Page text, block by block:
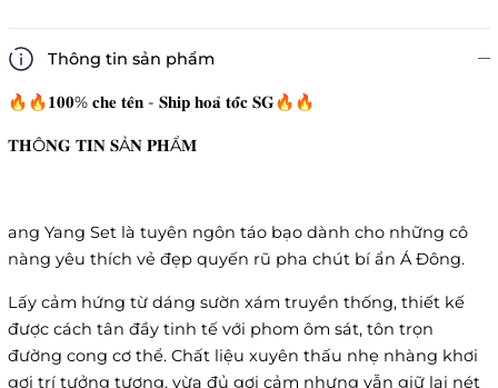
Thông tin sản phẩm
🔥🔥𝟏𝟎𝟎% 𝐜𝐡𝐞 𝐭𝐞̂𝐧 - 𝐒𝐡𝐢𝐩 𝐡𝐨𝐚̉ 𝐭𝐨̂́𝐜 𝐒𝐆🔥🔥
𝐓𝐇Ô𝐍𝐆 𝐓𝐈𝐍 𝐒Ả𝐍 𝐏𝐇Ẩ𝐌
ang Yang Set là tuyên ngôn táo bạo dành cho những cô
nàng yêu thích vẻ đẹp quyến rũ pha chút bí ẩn Á Đông.
Lấy cảm hứng từ dáng sườn xám truyền thống, thiết kế
được cách tân đầy tinh tế với phom ôm sát, tôn trọn
đường cong cơ thể. Chất liệu xuyên thấu nhẹ nhàng khơi
gợi trí tưởng tượng, vừa đủ gợi cảm nhưng vẫn giữ lại nét